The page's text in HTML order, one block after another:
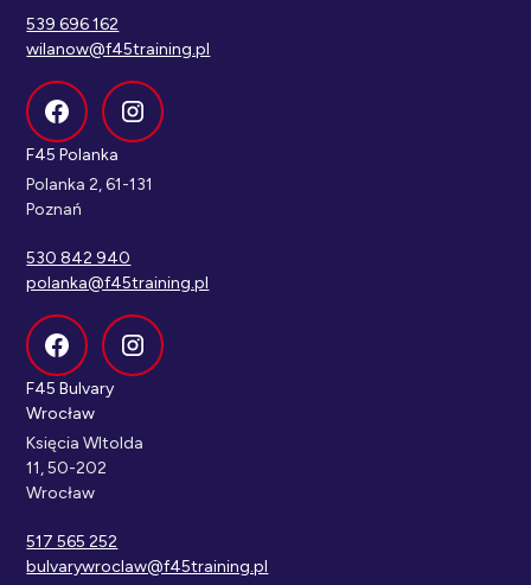
539 696 162
wilanow@f45training.pl
F45 Polanka
Polanka 2, 61-131
Poznań
530 842 940
polanka@f45training.pl
F45 Bulvary
Wrocław
Księcia WItolda
11, 50-202
Wrocław
517 565 252
bulvarywroclaw@f45training.pl